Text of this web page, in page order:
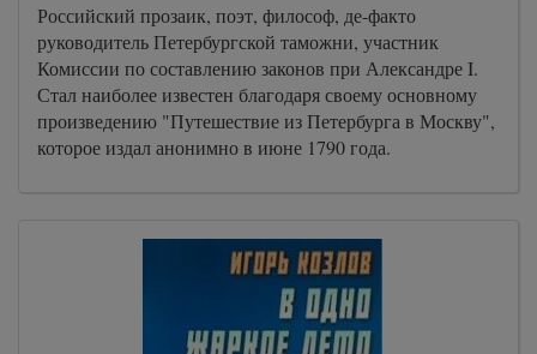
Российский прозаик, поэт, философ, де-факто
руководитель Петербургской таможни, участник
Комиссии по составлению законов при Александре I.
Стал наиболее известен благодаря своему основному
произведению "Путешествие из Петербурга в Москву",
которое издал анонимно в июне 1790 года.